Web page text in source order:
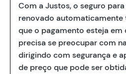
Com a Justos, o seguro
renovado automaticamente
que o pagamento esteja em
precisa se preocupar com
dirigindo com segurança e
de preço que pode ser